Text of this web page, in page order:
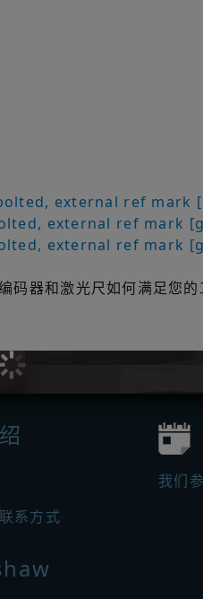
bolted, external ref mark
external ref mark
external ref mark
器和激光尺如何满足您的
系方式
我们